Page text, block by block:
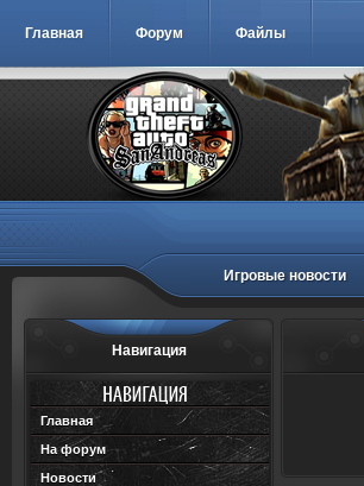
Главная Форум Файлы
Игровые новости
Навигация
Главная
На форум
Новости